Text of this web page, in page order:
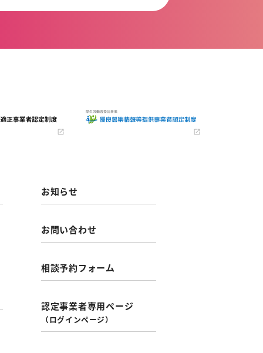
お知らせ
お問い合わせ
相談予約フォーム
認定事業者専用ページ
（ログインページ）